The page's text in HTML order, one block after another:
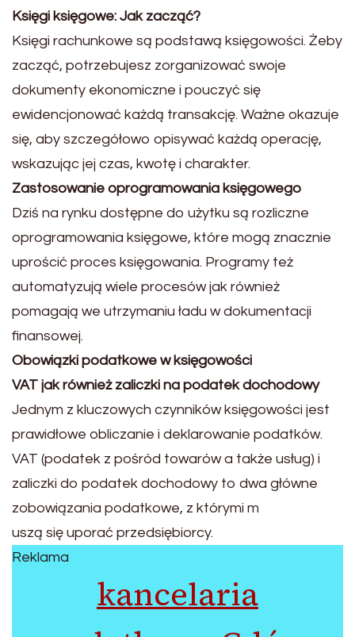
Księgi księgowe: Jak zacząć?
Księgi rachunkowe są podstawą księgowości. Żeby
zacząć, potrzebujesz zorganizować swoje
dokumenty ekonomiczne i pouczyć się
ewidencjonować każdą transakcję. Ważne okazuje
się, aby szczegółowo opisywać każdą operację,
wskazując jej czas, kwotę i charakter.
Zastosowanie oprogramowania księgowego
Dziś na rynku dostępne do użytku są rozliczne
oprogramowania księgowe, które mogą znacznie
uprościć proces księgowania. Programy też
automatyzują wiele procesów jak również
pomagają we utrzymaniu ładu w dokumentacji
finansowej.
Obowiązki podatkowe w księgowości
VAT jak również zaliczki na podatek dochodowy
Jednym z kluczowych czynników księgowości jest
prawidłowe obliczanie i deklarowanie podatków.
VAT (podatek z pośród towarów a także usług) i
zaliczki do podatek dochodowy to dwa główne
zobowiązania podatkowe, z którymi m
uszą się uporać przedsiębiorcy.
Reklama
kancelaria